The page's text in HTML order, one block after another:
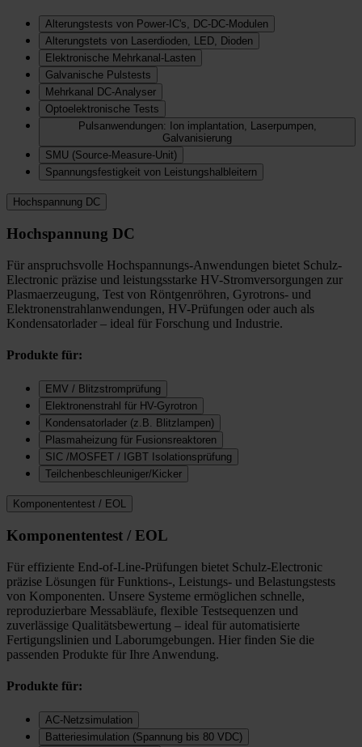
Alterungstests von Power-IC's, DC-DC-Modulen
Alterungstets von Laserdioden, LED, Dioden
Elektronische Mehrkanal-Lasten
Galvanische Pulstests
Mehrkanal DC-Analyser
Optoelektronische Tests
Pulsanwendungen: Ion implantation, Laserpumpen,
Galvanisierung
SMU (Source-Measure-Unit)
Spannungsfestigkeit von Leistungshalbleitern
Hochspannung DC
Hochspannung DC
Für anspruchsvolle Hochspannungs-Anwendungen bietet Schulz-
Electronic präzise und leistungsstarke HV-Stromversorgungen zur
Plasmaerzeugung, Test von Röntgenröhren, Gyrotrons- und
Elektronenstrahlanwendungen, HV-Prüfungen oder auch als
Kondensatorlader – ideal für Forschung und Industrie.
Produkte für:
EMV / Blitzstromprüfung
Elektronenstrahl für HV-Gyrotron
Kondensatorlader (z.B. Blitzlampen)
Plasmaheizung für Fusionsreaktoren
SIC /MOSFET / IGBT Isolationsprüfung
Teilchenbeschleuniger/Kicker
Komponententest / EOL
Komponententest / EOL
Für effiziente End-of-Line-Prüfungen bietet Schulz-Electronic
präzise Lösungen für Funktions-, Leistungs- und Belastungstests
von Komponenten. Unsere Systeme ermöglichen schnelle,
reproduzierbare Messabläufe, flexible Testsequenzen und
zuverlässige Qualitätsbewertung – ideal für automatisierte
Fertigungslinien und Laborumgebungen. Hier finden Sie die
passenden Produkte für Ihre Anwendung.
Produkte für:
AC-Netzsimulation
Batteriesimulation (Spannung bis 80 VDC)